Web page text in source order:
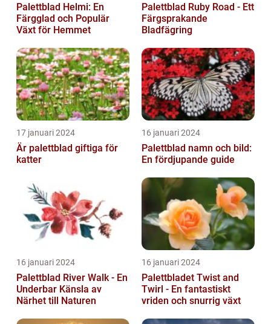
Palettblad Helmi: En
Färgglad och Populär
Växt för Hemmet
Palettblad Ruby Road - Ett
Färgsprakande
Bladfägring
17 januari 2024
Är palettblad giftiga för
katter
16 januari 2024
Palettblad namn och bild:
En fördjupande guide
16 januari 2024
Palettblad River Walk - En
Underbar Känsla av
Närhet till Naturen
16 januari 2024
Palettbladet Twist and
Twirl - En fantastiskt
vriden och snurrig växt